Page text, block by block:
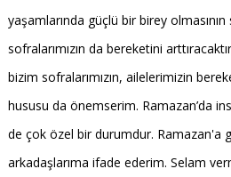
yaşamlarında güçlü bir birey
sofralarımızın da bereketini
bizim sofralarımızın, ailelerimizin
hususu da önemserim. Ramazan’da
de çok özel bir durumdur. Ramazan'a
arkadaşlarıma ifade ederim. Selam